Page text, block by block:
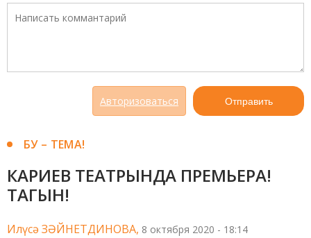
Авторизоваться Отправить
БУ – ТЕМА!
КАРИЕВ ТЕАТРЫНДА ПРЕМЬЕРА!
ТАГЫН!
Илүсә ЗӘЙНЕТДИНОВА, 8 октября 2020 - 18:14